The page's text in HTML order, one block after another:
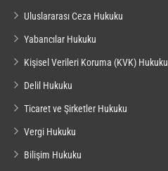
Uluslararası Ceza Hukuku
Yabancılar Hukuku
Kişisel Verileri Koruma (KVK) Hukuku
Delil Hukuku
Ticaret ve Şirketler Hukuku
Vergi Hukuku
Bilişim Hukuku